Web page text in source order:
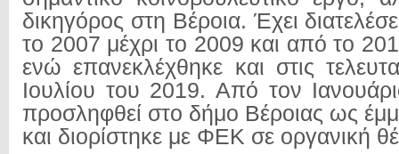
δικηγόρος στη Βέροια. Έχει
το 2007 μέχρι το 2009 και από το
ενώ επανεκλέχθηκε και στις
Ιουλίου του 2019. Από τον
προσληφθεί στο δήμο Βέροιας ως
και διορίστηκε με ΦΕΚ σε οργανική